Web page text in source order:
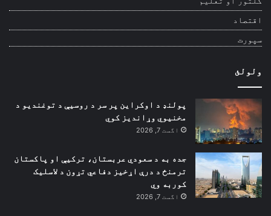
اقتصاد
سپورت
ولولئ
پولنډ د اوکراین پر سر د روسیې د توغندیو د
مخنیوي وړاندیز کوي
اگست 7, 2026
جده به د سعودي عربستان، ترکیې او پاکستان
ترمنځ د درې اړخیز دفاعي تړون د لاسلیک
کوربه وي
اگست 7, 2026